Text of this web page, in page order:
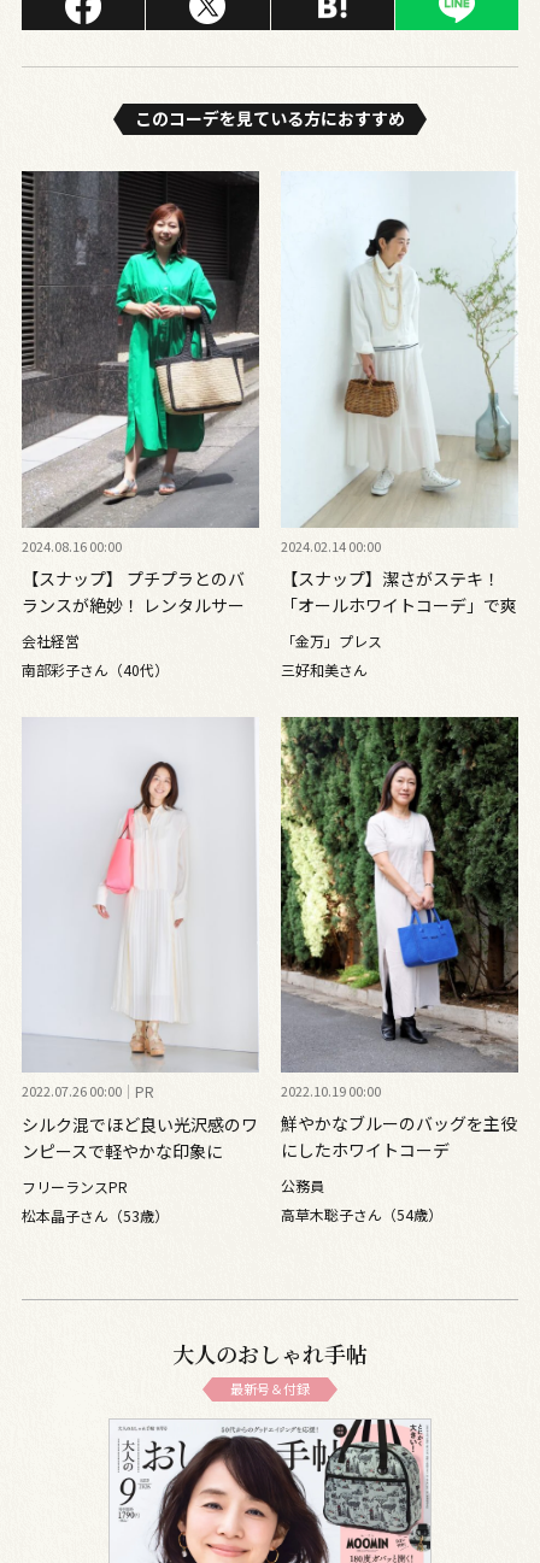
このコーデを⾒ている⽅におすすめ
2024.08.16 00:00
【スナップ】 プチプラとのバ
ランスが絶妙！ レンタルサー
ビスをフル活用しておしゃれを
楽しむ
会社経営
南部彩子さん（40代）
2024.02.14 00:00
【スナップ】潔さがステキ！
「オールホワイトコーデ」で爽
やかに
「金万」プレス
三好和美さん
2022.07.26 00:00 PR
シルク混でほど良い光沢感のワ
ンピースで軽やかな印象に
フリーランスPR
松本晶子さん（53歳）
2022.10.19 00:00
鮮やかなブルーのバッグを主役
にしたホワイトコーデ
公務員
高草木聡子さん（54歳）
大人のおしゃれ手帖
最新号＆付録